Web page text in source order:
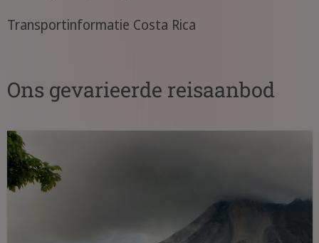
Transportinformatie Costa Rica
Ons gevarieerde reisaanbod